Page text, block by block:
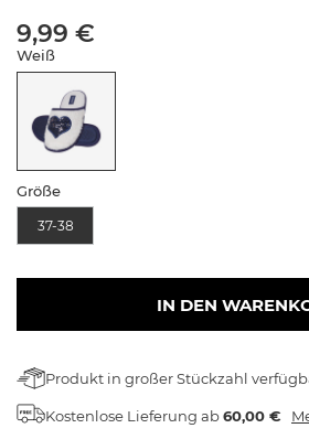
9,99 €
Weiß
Größe
37-38
IN DEN
Produkt in großer Stückzahl
Kostenlose Lieferung ab60,00 €